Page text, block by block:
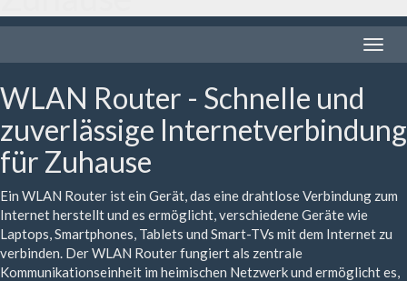
Toggle
WLAN Router - Schnelle und
zuverlässige Internetverbindung
für Zuhause
Ein WLAN Router ist ein Gerät, das eine drahtlose Verbindung zum
Internet herstellt und es ermöglicht, verschiedene Geräte wie
Laptops, Smartphones, Tablets und Smart-TVs mit dem Internet zu
verbinden. Der WLAN Router fungiert als zentrale
Kommunikationseinheit im heimischen Netzwerk und ermöglicht es,